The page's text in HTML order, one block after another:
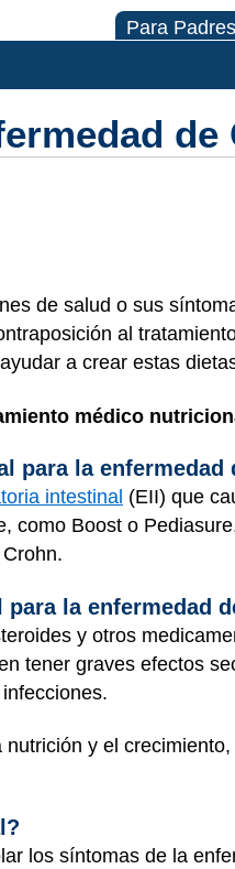
Para Padres
de
de salud o sus
al
a crear estas
médico
para la enfermedad
intestinal (EII) que
como Boost o
la enfermedad
y otros
tener graves efectos
y el
los síntomas de la